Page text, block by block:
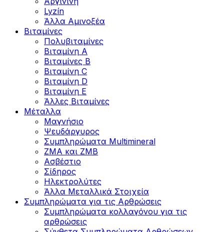
Lyzín
Άλλα Αμινοξέα
Βιταμίνες
Πολυβιταμίνες
Βιταμίνη Α
Βιταμίνες Β
Βιταμίνη C
Βιταμίνη D
Βιταμίνη Ε
Άλλες Βιταμίνες
Μέταλλα
Μαγνήσιο
Ψευδάργυρος
Συμπληρώματα Multimineral
ZMA και ZMB
Ασβέστιο
Σίδηρος
Ηλεκτρολύτες
Άλλα Mεταλλικά Στοιχεία
Συμπληρώματα για τις Αρθρώσεις
Συμπληρώματα κολλαγόνου για τις
αρθρώσεις